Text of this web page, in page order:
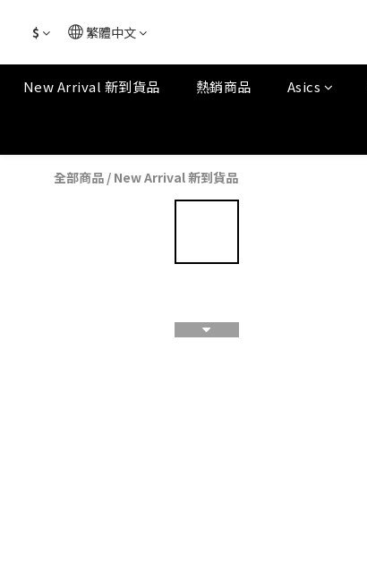
$ 繁體中文
New Arrival 新到貨品 熱銷商品 Asics
全部商品 / New Arrival 新到貨品